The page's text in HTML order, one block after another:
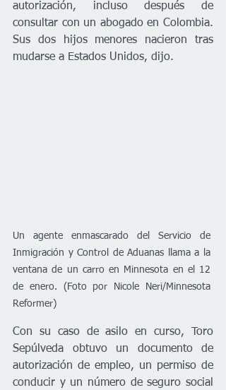
autorización, incluso después de
consultar con un abogado en Colombia.
Sus dos hijos menores nacieron tras
mudarse a Estados Unidos, dijo.
Un agente enmascarado del Servicio de
Inmigración y Control de Aduanas llama a la
ventana de un carro en Minnesota en el 12
de enero. (Foto por Nicole Neri/Minnesota
Reformer)
Con su caso de asilo en curso, Toro
Sepúlveda obtuvo un documento de
autorización de empleo, un permiso de
conducir y un número de seguro social